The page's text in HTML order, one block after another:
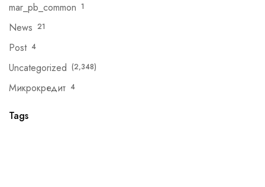
mar_pb_common 1
News 21
Post 4
Uncategorized (2,348)
Микрокредит 4
Tags